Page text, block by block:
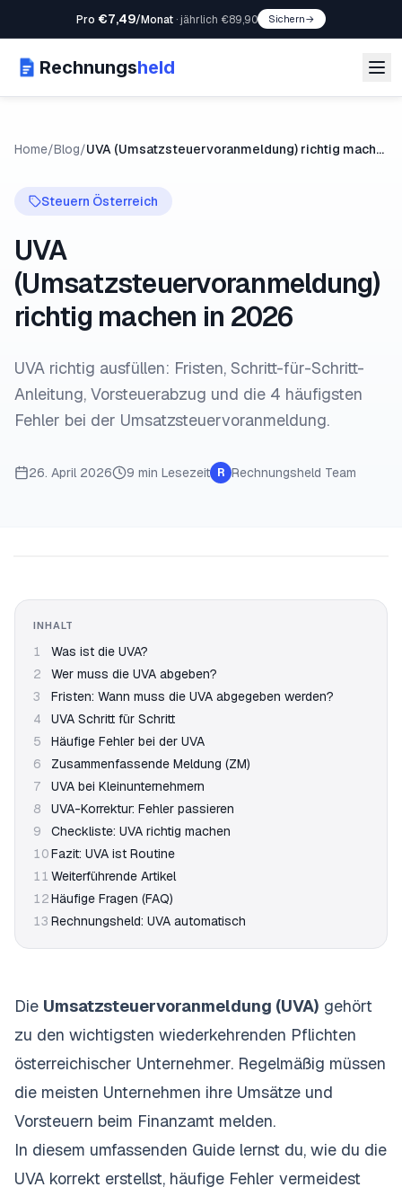
Pro €7,49/Monat · jährlich €89,90 Sichern→
Rechnungsheld
Home/Blog/ UVA (Umsatzsteuervoranmeldung) richtig machen in 2026
Steuern Österreich
UVA
(Umsatzsteuervoranmeldung)
richtig machen in 2026
UVA richtig ausfüllen: Fristen, Schritt-für-Schritt-
Anleitung, Vorsteuerabzug und die 4 häufigsten
Fehler bei der Umsatzsteuervoranmeldung.
26. April 2026 9 min Lesezeit R Rechnungsheld Team
INHALT
1
Was ist die UVA?
2
Wer muss die UVA abgeben?
3
Fristen: Wann muss die UVA abgegeben werden?
4
UVA Schritt für Schritt
5
Häufige Fehler bei der UVA
6
Zusammenfassende Meldung (ZM)
7
UVA bei Kleinunternehmern
8
UVA-Korrektur: Fehler passieren
9
Checkliste: UVA richtig machen
10Fazit: UVA ist Routine
11 Weiterführende Artikel
12Häufige Fragen (FAQ)
13 Rechnungsheld: UVA automatisch
Die Umsatzsteuervoranmeldung (UVA) gehört
zu den wichtigsten wiederkehrenden Pflichten
österreichischer Unternehmer. Regelmäßig müssen
die meisten Unternehmen ihre Umsätze und
Vorsteuern beim Finanzamt melden.
In diesem umfassenden Guide lernst du, wie du die
UVA korrekt erstellst, häufige Fehler vermeidest